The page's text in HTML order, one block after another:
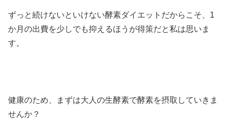
ずっと続けないといけない酵素ダイエットだからこそ、1
か月の出費を少しでも抑えるほうが得策だと私は思いま
す。
健康のため、まずは大人の生酵素で酵素を摂取していきま
せんか？